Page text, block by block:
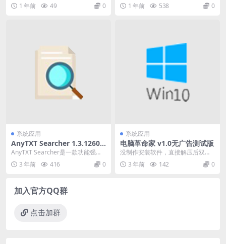
光高，不骚扰...
1 年前 49 0 1 年前 538 0
系统应用
AnyTXT Searcher 1.3.1260
一款功能强大的本地文本搜索
工具
AnyTXT Searcher是一款功能强大
的本地文本搜索工具。它可以帮助
用户快...
3 年前 416 0
系统应用
电脑革命家 v1.0无广告测试版
没制作安装软件，直接解压后双击
运行 电脑革命家.exe 就行了，Win
dows1...
3 年前 142 0
加入官方QQ群
点击加群